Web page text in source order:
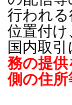
行われ
位置付
国内取
務の提
側の住